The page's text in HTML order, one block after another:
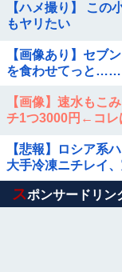
【ハメ撮り】 この
もヤリたい
【画像あり】セブ
を食わせてっと
【画像】速水もこ
チ1つ3000円←コレ
【悲報】ロシア系
大手冷凍ニチレイ
る
Powered by livedoor
スポンサードリン